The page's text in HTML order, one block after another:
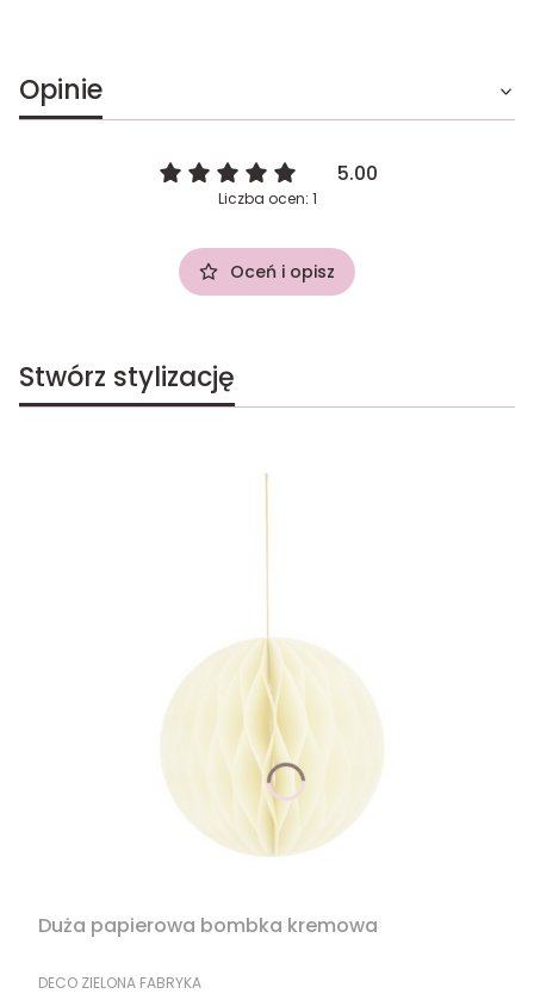
Opinie
5.00
Liczba ocen: 1
Oceń i opisz
Stwórz stylizację
Duża papierowa bombka kremowa
PRODUCENT
DECO ZIELONA FABRYKA